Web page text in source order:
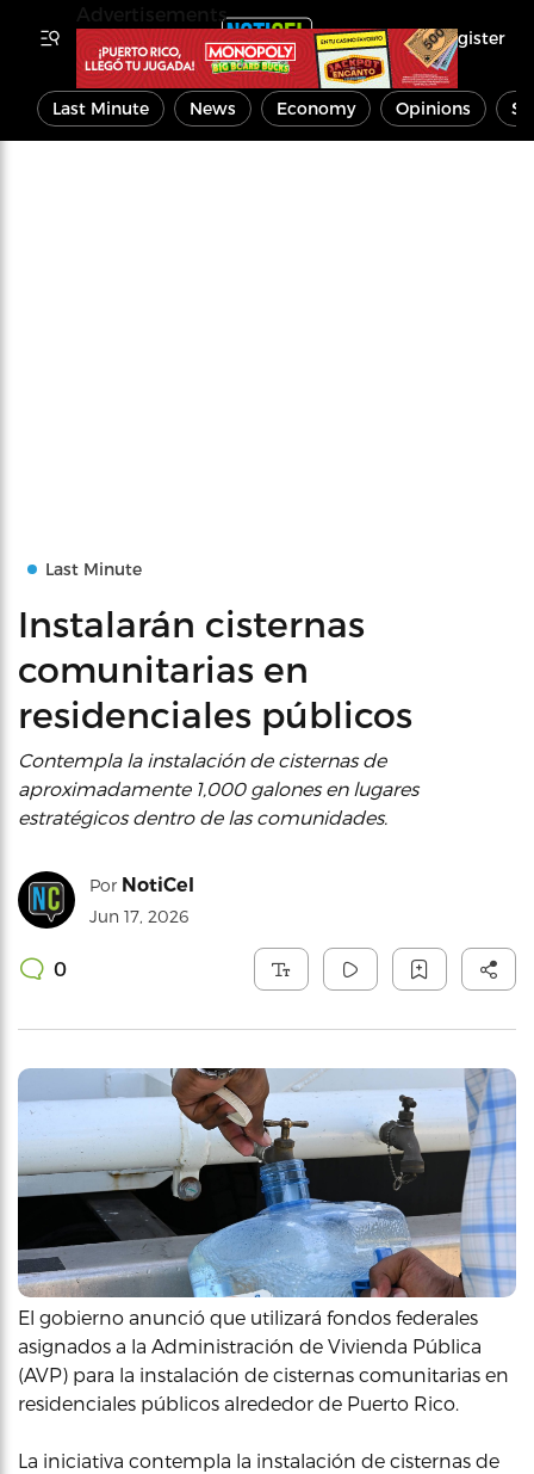
Register
Last Minute News Economy Opinions
Last Minute
Instalarán cisternas
comunitarias en
residenciales públicos
Contempla la instalación de cisternas de
aproximadamente 1,000 galones en lugares
estratégicos dentro de las comunidades.
Por NotiCel
Jun 17, 2026
0
El gobierno anunció que utilizará fondos federales
asignados a la Administración de Vivienda Pública
(AVP) para la instalación de cisternas comunitarias en
residenciales públicos alrededor de Puerto Rico.
La iniciativa contempla la instalación de cisternas de
Advertisements